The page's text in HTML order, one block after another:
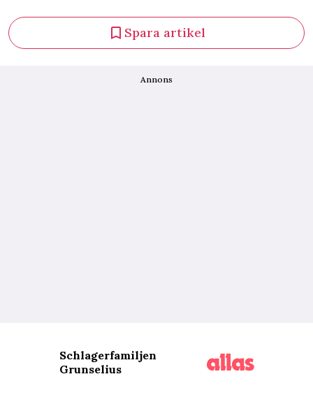
Spara artikel
Annons
Schlagerfamiljen
Grunselius